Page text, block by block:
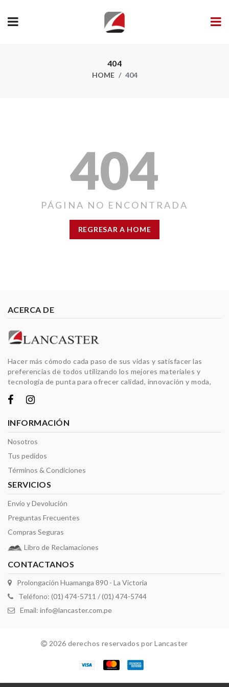
404
HOME 404
404
PÁGINA NO ENCONTRADA
REGRESAR A HOME
ACERCA DE
Hacer más cómodo cada paso de sus vidas y satisfacer las
preferencias de todos utilizando los mejores materiales y
tecnología de punta para ofrecer calidad, innovación y moda,
INFORMACIÓN
Nosotros
Tus pedidos
Términos & Condiciones
SERVICIOS
Envío y Devolución
Preguntas Frecuentes
Compras Seguras
Libro de Reclamaciones
CONTACTANOS
Prolongación Huamanga 890 - La Victoria
Teléfono: (01) 474-5711 / (01) 474-5744
Email: info@lancaster.com.pe
2026 derechos reservados por Lancaster